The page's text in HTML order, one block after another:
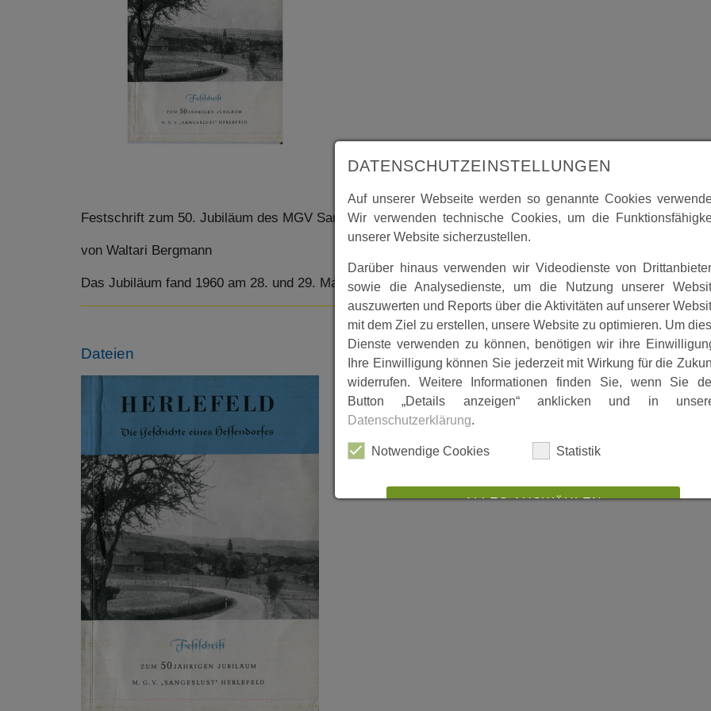
Festschrift zum 50. Jubiläum des MGV Sangeslust Herlefeld mit der Geschichte des Dorfes
von Waltari Bergmann
Das Jubiläum fand 1960 am 28. und 29. Mai statt.
Dateien
DATENSCHUTZEINSTELLUNGEN
Auf unserer Webseite werden so genannte Cookies
Wir verwenden technische Cookies, um die
unserer Website sicherzustellen.
Darüber hinaus verwenden wir Videodienste von
sowie die Analysedienste, um die Nutzung unserer
auszuwerten und Reports über die Aktivitäten auf unserer
mit dem Ziel zu erstellen, unsere Website zu optimieren. Um
Dienste verwenden zu können, benötigen wir ihre
Ihre Einwilligung können Sie jederzeit mit Wirkung für die
widerrufen. Weitere Informationen finden Sie, wenn Sie
Button „Details anzeigen“ anklicken und in
Datenschutzerklärung.
Notwendige Cookies Statistik
ALLES AUSWÄHLEN